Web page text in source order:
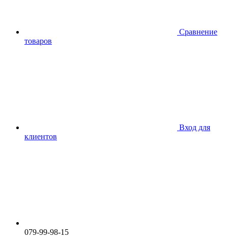
Сравнение
товаров
Вход для
клиентов
079-99-98-15